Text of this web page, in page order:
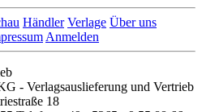
Händler Verlage Über uns
Anmelden
- Verlagsauslieferung und Vertrieb
18